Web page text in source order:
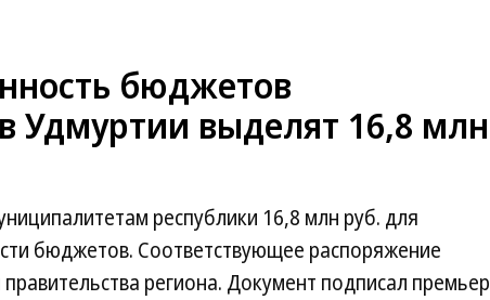
бюджетов
Удмуртии выделят 16,8 млн
республики 16,8 млн руб. для
бюджетов. Соответствующее распоряжение
региона. Документ подписал премьер